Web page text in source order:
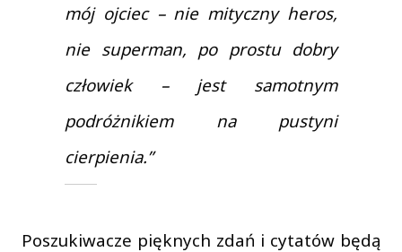
mój ojciec – nie mityczny heros,
nie superman, po prostu dobry
człowiek – jest samotnym
podróżnikiem na pustyni
cierpienia.”
Poszukiwacze pięknych zdań i cytatów będą